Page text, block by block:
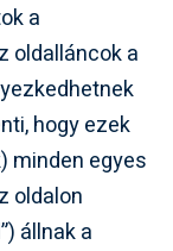
a
oldalláncok a
hogy ezek
minden egyes
oldalon
állnak a